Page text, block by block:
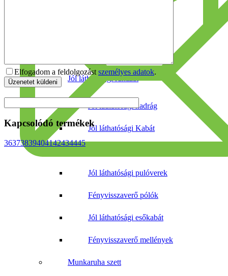
Jól láthatósági ruházat
Jól láthatósági nadrág
Jól láthatósági Kabát
Jól láthatósági pulóverek
Fényvisszaverő pólók
Jól láthatósági esőkabát
Fényvisszaverő mellények
Munkaruha szett
Elfogadom a feldolgozástszemélyes adatok.
Kapcsolódó termékek
36373839404142434445